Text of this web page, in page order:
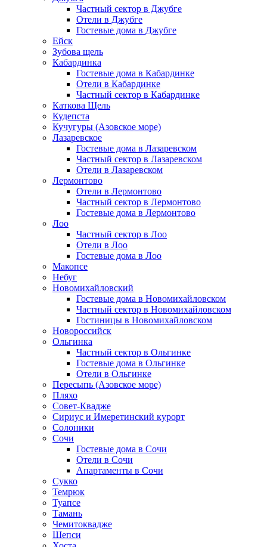
Частный сектор в Джубге
Отели в Джубге
Гостевые дома в Джубге
Ейск
Зубова щель
Кабардинка
Гостевые дома в Кабардинке
Отели в Кабардинке
Частный сектор в Кабардинке
Каткова Щель
Кудепста
Кучугуры (Азовское море)
Лазаревское
Гостевые дома в Лазаревском
Частный сектор в Лазаревском
Отели в Лазаревском
Лермонтово
Отели в Лермонтово
Частный сектор в Лермонтово
Гостевые дома в Лермонтово
Лоо
Частный сектор в Лоо
Отели в Лоо
Гостевые дома в Лоо
Макопсе
Небуг
Новомихайловский
Гостевые дома в Новомихайловском
Частный сектор в Новомихайловском
Гостиницы в Новомихайловском
Новороссийск
Ольгинка
Частный сектор в Ольгинке
Гостевые дома в Ольгинке
Отели в Ольгинке
Пересыпь (Азовское море)
Пляхо
Совет-Квадже
Сириус и Имеретинский курорт
Солоники
Сочи
Гостевые дома в Сочи
Отели в Сочи
Апартаменты в Сочи
Сукко
Темрюк
Туапсе
Тамань
Чемитоквадже
Шепси